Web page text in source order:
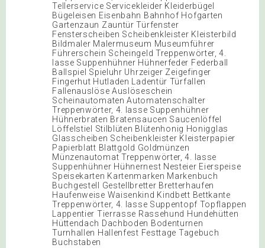
Tellerservice Servicekleider Kleiderbügel
Bügeleisen Eisenbahn Bahnhof Hofgarten
Gartenzaun Zauntür Türfenster
Fensterscheiben Scheibenkleister Kleisterbild
Bildmaler Malermuseum Museumführer
Führerschein Scheingeld Treppenwörter, 4.
lasse Suppenhühner Hühnerfeder Federball
Ballspiel Spieluhr Uhrzeiger Zeigefinger
Fingerhut Hutladen Ladentür Türfallen
Fallenauslöse Auslöseschein
Scheinautomaten Automatenschalter
Treppenwörter, 4. lasse Suppenhühner
Hühnerbraten Bratensaucen Saucenlöffel
Löffelstiel Stilblüten Blütenhonig Honigglas
Glasscheiben Scheibenkleister Kleisterpapier
Papierblatt Blattgold Goldmünzen
Münzenautomat Treppenwörter, 4. lasse
Suppenhühner Hühnernest Nesteier Eierspeise
Speisekarten Kartenmarken Markenbuch
Buchgestell Gestellbretter Bretterhaufen
Haufenweise Waisenkind Kindbett Bettkante
Treppenwörter, 4. lasse Suppentopf Topflappen
Lappentier Tierrasse Rassehund Hundehütten
Hüttendach Dachboden Bodenturnen
Turnhallen Hallenfest Festtage Tagebuch
Buchstaben